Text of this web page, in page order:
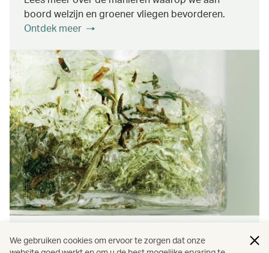
boord welzijn en groener vliegen bevorderen.
Ontdek meer
Partnerschappen
We gebruiken cookies om ervoor te zorgen dat onze